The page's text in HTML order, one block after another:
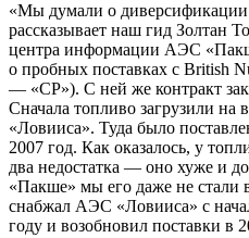
«Мы думали о
рассказывает наш гид Золтан
центра информации АЭС
о пробных поставках с British
— «СР»). С ней же контракт
Сначала топливо загрузили на
«Ловииса». Туда было
2007 год. Как оказалось, у
два недостатка — оно хуже и
«Пакше» мы его даже не стали
снабжал АЭС «Ловииса» с
году и возобновил поставки в